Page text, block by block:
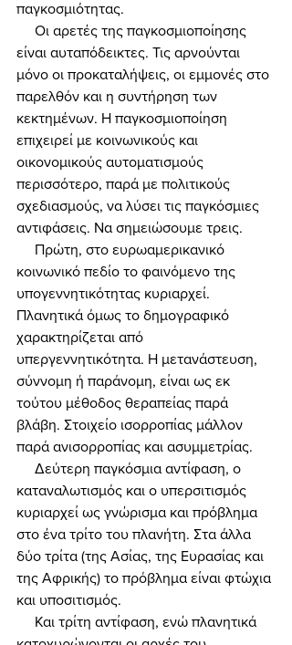
παγκοσμιότητας.
είναι αυταπόδεικτες. Τις αρνούνται
μόνο οι προκαταλήψεις, οι εμμονές στο
παρελθόν και η συντήρηση των
κεκτημένων. Η παγκοσμιοποίηση
επιχειρεί με κοινωνικούς και
οικονομικούς αυτοματισμούς
περισσότερο, παρά με πολιτικούς
σχεδιασμούς, να λύσει τις παγκόσμιες
αντιφάσεις. Να σημειώσουμε τρεις.
κοινωνικό πεδίο το φαινόμενο της
υπογεννητικότητας κυριαρχεί.
Πλανητικά όμως το δημογραφικό
χαρακτηρίζεται από
υπεργεννητικότητα. Η μετανάστευση,
σύννομη ή παράνομη, είναι ως εκ
τούτου μέθοδος θεραπείας παρά
βλάβη. Στοιχείο ισορροπίας μάλλον
παρά ανισορροπίας και ασυμμετρίας.
καταναλωτισμός και ο υπερσιτισμός
κυριαρχεί ως γνώρισμα και πρόβλημα
στο ένα τρίτο του πλανήτη. Στα άλλα
δύο τρίτα (της Ασίας, της Ευρασίας και
της Αφρικής) το πρόβλημα είναι φτώχια
και υποσιτισμός.